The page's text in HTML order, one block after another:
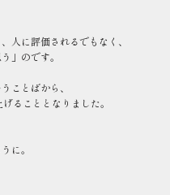
人に評価されるでもなく、
」のです。
ことばから、
ることとなりました。
に。